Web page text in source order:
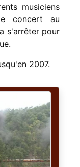
musiciens
concert au
s'arrêter pour
2007.